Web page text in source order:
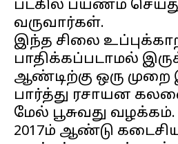
படகில் பயணம்
வருவார்கள்.
இந்த சிலை
பாதிக்கப்படாமல்
ஆண்டிற்கு ஒரு முறை
பார்த்து ரசாயன
மேல் பூசுவது வழக்கம்.
2017ம் ஆண்டு